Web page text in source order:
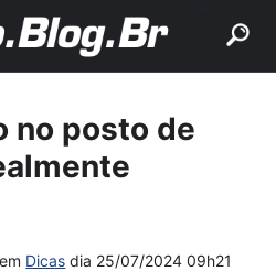
no posto de
em Dicas dia 25/07/2024 09h21